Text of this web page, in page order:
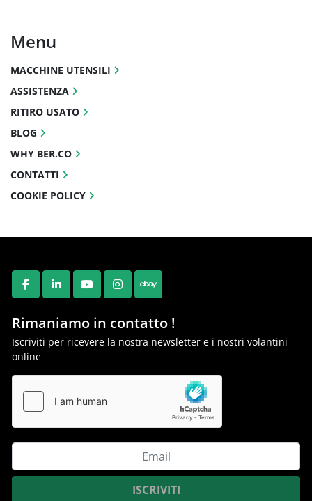
FACEBOOK
LINKEDINYOUTUBEINSTAGRAM
EBAY
Rimaniamo in contatto !
Iscriviti per ricevere la nostra newsletter e i nostri volantini
online
ISCRIVITI
Menu
MACCHINE UTENSILI
ASSISTENZA
RITIRO USATO
BLOG
WHY BER.CO
CONTATTI
COOKIE POLICY